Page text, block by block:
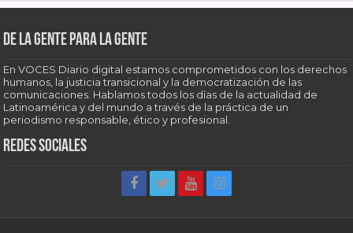
De la gente para la gente
En VOCES Diario digital estamos comprometidos con los derechos
humanos, la justicia transicional y la democratización de las
comunicaciones. Hablamos todos los días de la actualidad de
Latinoamérica y del mundo a través de la práctica de un
periodismo responsable, ético y profesional.
Redes sociales